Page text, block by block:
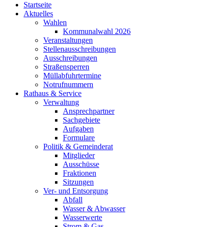
Startseite
Aktuelles
Wahlen
Kommunalwahl 2026
Veranstaltungen
Stellenausschreibungen
Ausschreibungen
Straßensperren
Müllabfuhrtermine
Notrufnummern
Rathaus & Service
Verwaltung
Ansprechpartner
Sachgebiete
Aufgaben
Formulare
Politik & Gemeinderat
Mitglieder
Ausschüsse
Fraktionen
Sitzungen
Ver- und Entsorgung
Abfall
Wasser & Abwasser
Wasserwerte